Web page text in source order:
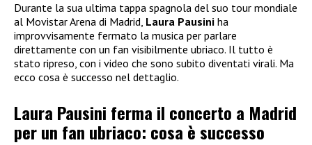
Durante la sua ultima tappa spagnola del suo tour mondiale
al Movistar Arena di Madrid, Laura Pausini ha
improvvisamente fermato la musica per parlare
direttamente con un fan visibilmente ubriaco. Il tutto è
stato ripreso, con i video che sono subito diventati virali. Ma
ecco cosa è successo nel dettaglio.
Laura Pausini ferma il concerto a Madrid
per un fan ubriaco: cosa è successo